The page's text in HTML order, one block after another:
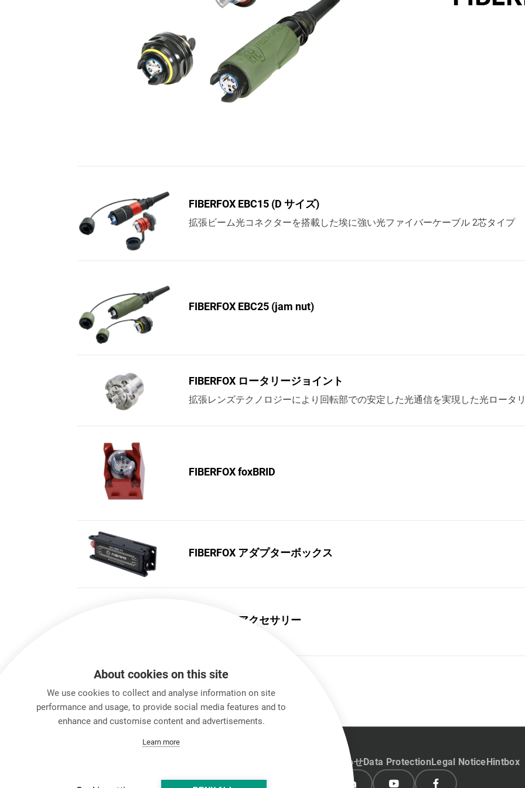
FIBERFOX EBC15 (D サイズ)
拡張ビーム光コネクターを搭載した埃に強い光ファイバーケーブル 2芯タイプ
FIBERFOX EBC25 (jam nut)
FIBERFOX ロータリージョイント
拡張レンズテクノロジーにより回転部での安定した光通信を実現した光ロータ
FIBERFOX foxBRID
FIBERFOX アダプターボックス
FIBERFOX アクセサリー
お問い合わせData ProtectionLegal NoticeHintbox
About cookies on this site
We use cookies to collect and analyse information on site
performance and usage, to provide social media features and to
enhance and customise content and advertisements.
Learn more